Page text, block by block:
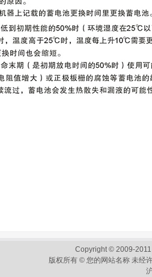
Copyright © 2009-
版权所有 © 您的网站名称 未经